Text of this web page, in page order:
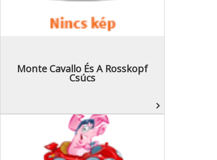
Monte Cavallo És A Rosskopf
Csúcs
navigate_next